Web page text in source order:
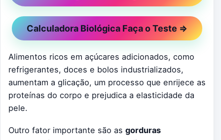
Calculadora Biológica Faça o Teste ⇒
Alimentos ricos em açúcares adicionados, como
refrigerantes, doces e bolos industrializados,
aumentam a glicação, um processo que enrijece as
proteínas do corpo e prejudica a elasticidade da
pele.
Outro fator importante são as gorduras